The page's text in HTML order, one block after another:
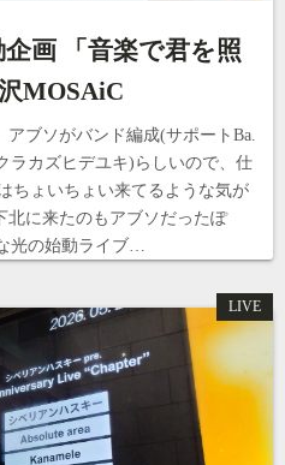
画 「音楽で君を照
MOSAiC
ブソがバンド編成(サポートBa.
ラカズヒデユキ)らしいので、仕
ちょいちょい来てるような気が
北に来たのもアブソだったぽ
光の始動ライブ…
LIVE